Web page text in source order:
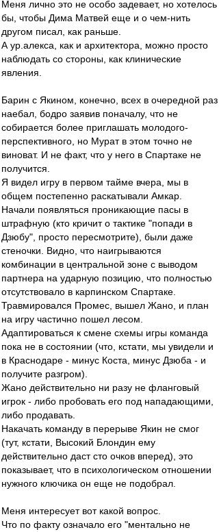
Меня лично это не особо задевает, но хотелось
бы, чтобы Дима Матвей еще и о чем-нить
другом писал, как раньше.
А ур.алекса, как и архитектора, можно просто
наблюдать со стороны, как клинические
явления.
Барин с Якином, конечно, всех в очередной раз
наебал, бодро заявив поначалу, что не
собирается более приглашать молодого-
перспективного, но Мурат в этом точно не
виноват. И не факт, что у него в Спартаке не
получится.
Я видел игру в первом тайме вчера, мы в
общем постепенно раскатывали Амкар.
Начали появляться проникающие пасы в
штрафную (кто кричит о тактике "попади в
Дзюбу", просто пересмотрите), были даже
стеночки. Видно, что наигрываются
комбинации в центральной зоне с выводом
партнера на ударную позицию, что полностью
отсутствовало в карпинском Спартаке.
Травмировался Промес, вышел Жано, и план
на игру частично пошел лесом.
Адаптироваться к смене схемы игры команда
пока не в состоянии (что, кстати, мы увидели и
в Краснодаре - минус Коста, минус Дзюба - и
получите разгром).
Жано действительно ни разу не фланговый
игрок - либо пробовать его под нападающими,
либо продавать.
Накачать команду в перерыве Якин не смог
(тут, кстати, Высокий Блондин ему
действительно даст сто очков вперед), это
показывает, что в психологическом отношении
нужного ключика он еще не подобрал.
Меня интересует вот какой вопрос.
Что по факту означало его "ментально не